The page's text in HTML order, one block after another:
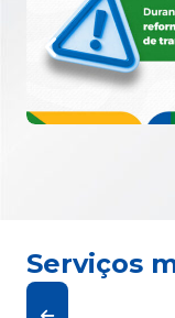
Serviços